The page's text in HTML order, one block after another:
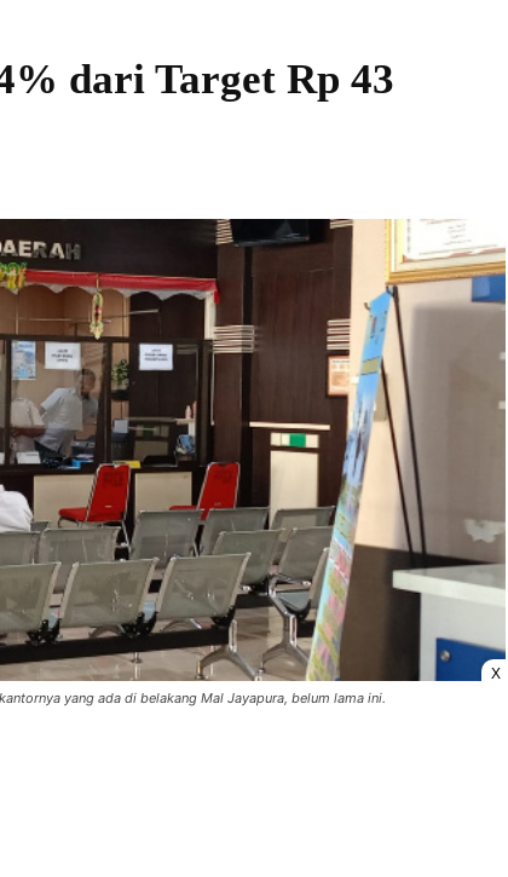
dari Target Rp 43
X
yang ada di belakang Mal Jayapura, belum lama ini.